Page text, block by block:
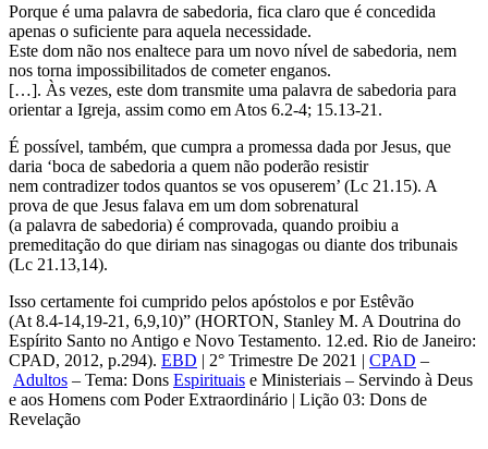
Porque é uma palavra de sabedoria, fica claro que é concedida
apenas o suficiente para aquela necessidade.
Este dom não nos enaltece para um novo nível de sabedoria, nem
nos torna impossibilitados de cometer enganos.
[…]. Às vezes, este dom transmite uma palavra de sabedoria para
orientar a Igreja, assim como em Atos 6.2-4; 15.13-21.
É possível, também, que cumpra a promessa dada por Jesus, que
daria ‘boca de sabedoria a quem não poderão resistir
nem contradizer todos quantos se vos opuserem’ (Lc 21.15). A
prova de que Jesus falava em um dom sobrenatural
(a palavra de sabedoria) é comprovada, quando proibiu a
premeditação do que diriam nas sinagogas ou diante dos tribunais
(Lc 21.13,14).
Isso certamente foi cumprido pelos apóstolos e por Estêvão
(At 8.4-14,19-21, 6,9,10)” (HORTON, Stanley M. A Doutrina do
Espírito Santo no Antigo e Novo Testamento. 12.ed. Rio de Janeiro:
CPAD, 2012, p.294). EBD | 2° Trimestre De 2021 | CPAD –
Adultos – Tema: Dons Espirituais e Ministeriais – Servindo à Deus
e aos Homens com Poder Extraordinário | Lição 03: Dons de
Revelação